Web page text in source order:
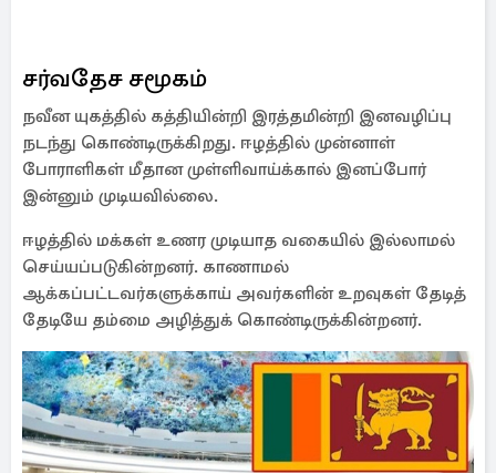
சர்வதேச சமூகம்
நவீன யுகத்தில் கத்தியின்றி இரத்தமின்றி இனவழிப்பு
நடந்து கொண்டிருக்கிறது. ஈழத்தில் முன்னாள்
போராளிகள் மீதான முள்ளிவாய்க்கால் இனப்போர்
இன்னும் முடியவில்லை.
ஈழத்தில் மக்கள் உணர முடியாத வகையில் இல்லாமல்
செய்யப்படுகின்றனர். காணாமல்
ஆக்கப்பட்டவர்களுக்காய் அவர்களின் உறவுகள் தேடித்
தேடியே தம்மை அழித்துக் கொண்டிருக்கின்றனர்.